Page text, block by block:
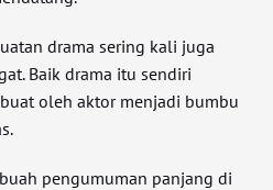
drama sering kali juga
Baik drama itu sendiri
oleh aktor menjadi bumbu
pengumuman panjang di